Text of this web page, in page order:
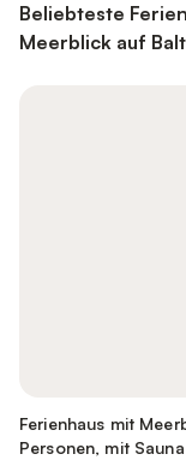
Beliebteste
Meerblick auf
Ferienhaus mit
Personen, mit